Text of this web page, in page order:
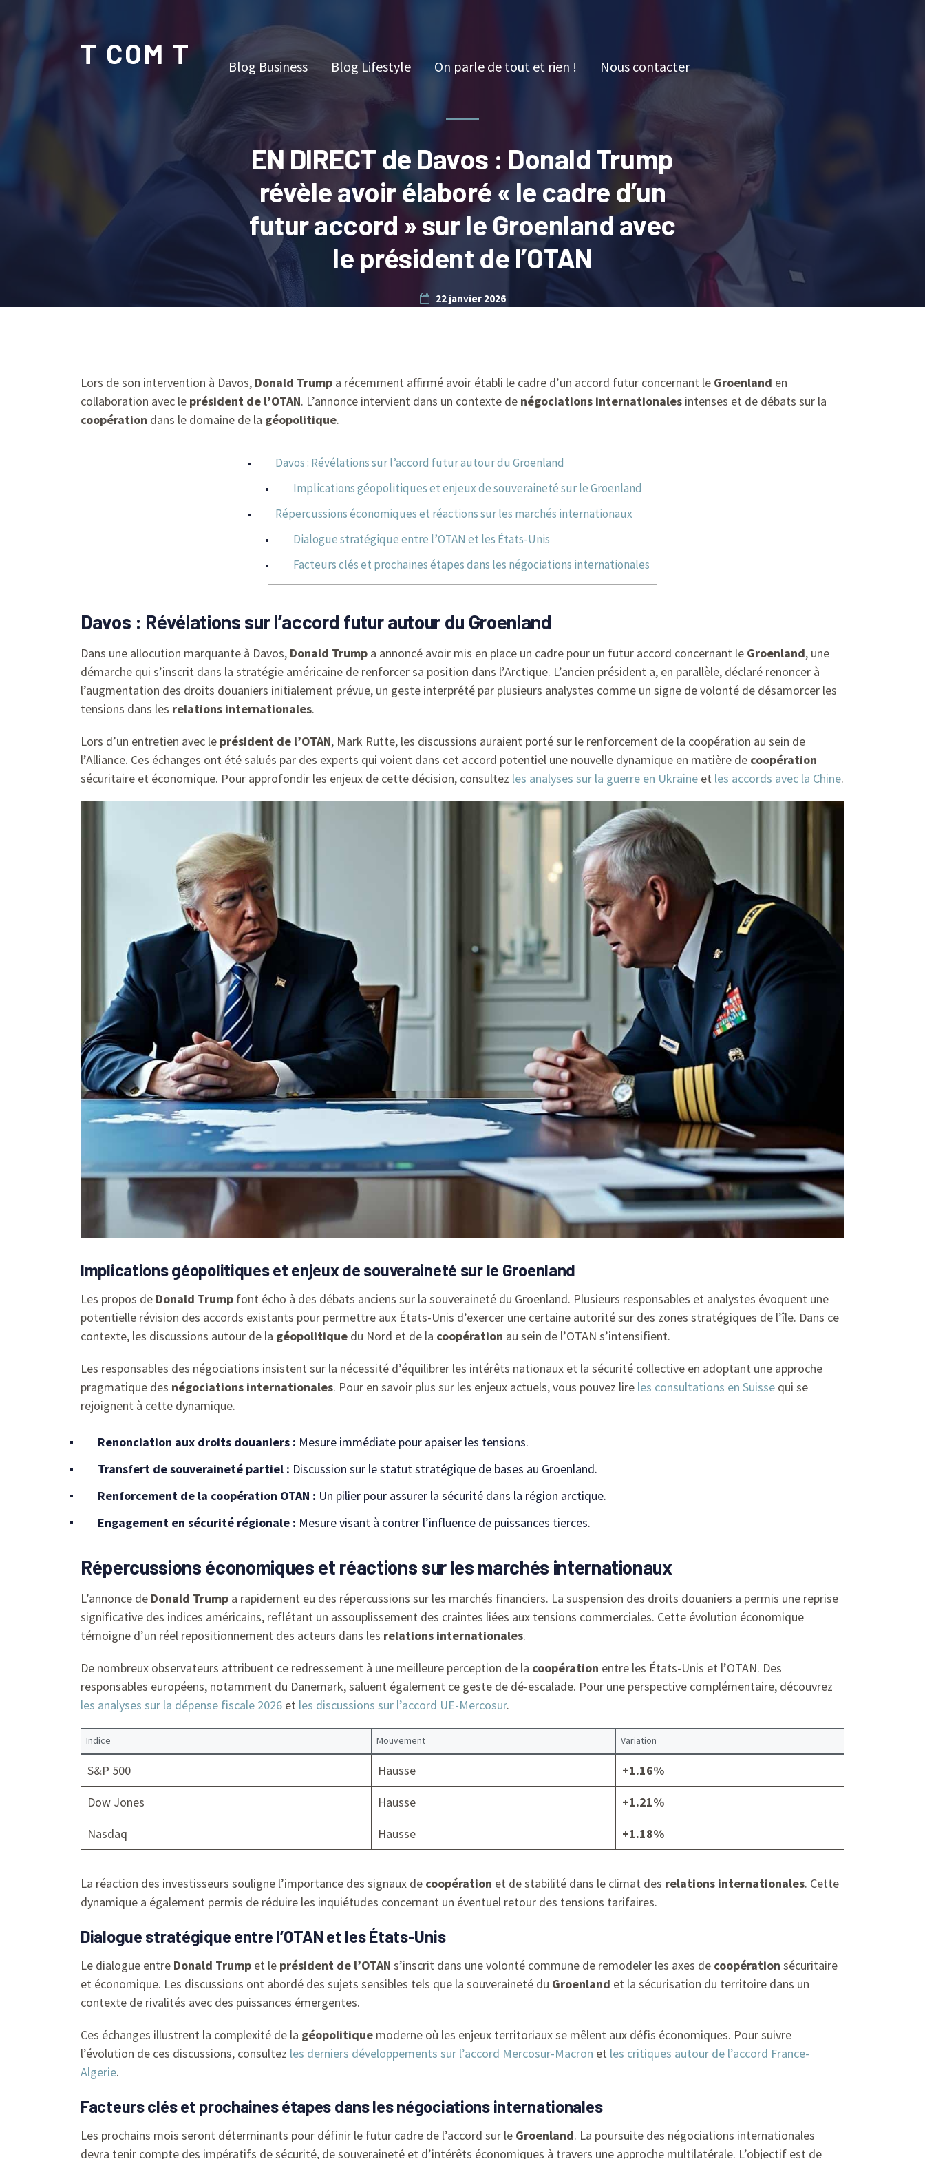
T COM T Blog Business Blog Lifestyle On parle de tout et rien ! Nous contacter
EN DIRECT de Davos : Donald Trump
révèle avoir élaboré « le cadre d’un
futur accord » sur le Groenland avec
le président de l’OTAN
22 janvier 2026
Lors de son intervention à Davos, Donald Trump a récemment affirmé avoir établi le cadre d’un accord futur concernant le Groenland en
collaboration avec le président de l’OTAN. L’annonce intervient dans un contexte de négociations internationales intenses et de débats sur la
coopération dans le domaine de la géopolitique.
Davos : Révélations sur l’accord futur autour du Groenland
Implications géopolitiques et enjeux de souveraineté sur le Groenland
Répercussions économiques et réactions sur les marchés internationaux
Dialogue stratégique entre l’OTAN et les États-Unis
Facteurs clés et prochaines étapes dans les négociations internationales
Davos : Révélations sur l’accord futur autour du Groenland
Dans une allocution marquante à Davos, Donald Trump a annoncé avoir mis en place un cadre pour un futur accord concernant le Groenland, une
démarche qui s’inscrit dans la stratégie américaine de renforcer sa position dans l’Arctique. L’ancien président a, en parallèle, déclaré renoncer à
l’augmentation des droits douaniers initialement prévue, un geste interprété par plusieurs analystes comme un signe de volonté de désamorcer les
tensions dans les relations internationales.
Lors d’un entretien avec le président de l’OTAN, Mark Rutte, les discussions auraient porté sur le renforcement de la coopération au sein de
l’Alliance. Ces échanges ont été salués par des experts qui voient dans cet accord potentiel une nouvelle dynamique en matière de coopération
sécuritaire et économique. Pour approfondir les enjeux de cette décision, consultez les analyses sur la guerre en Ukraine et les accords avec la Chine.
Implications géopolitiques et enjeux de souveraineté sur le Groenland
Les propos de Donald Trump font écho à des débats anciens sur la souveraineté du Groenland. Plusieurs responsables et analystes évoquent une
potentielle révision des accords existants pour permettre aux États-Unis d’exercer une certaine autorité sur des zones stratégiques de l’île. Dans ce
contexte, les discussions autour de la géopolitique du Nord et de la coopération au sein de l’OTAN s’intensifient.
Les responsables des négociations insistent sur la nécessité d’équilibrer les intérêts nationaux et la sécurité collective en adoptant une approche
pragmatique des négociations internationales. Pour en savoir plus sur les enjeux actuels, vous pouvez lire les consultations en Suisse qui se
rejoignent à cette dynamique.
Renonciation aux droits douaniers : Mesure immédiate pour apaiser les tensions.
Transfert de souveraineté partiel : Discussion sur le statut stratégique de bases au Groenland.
Renforcement de la coopération OTAN : Un pilier pour assurer la sécurité dans la région arctique.
Engagement en sécurité régionale : Mesure visant à contrer l’influence de puissances tierces.
Répercussions économiques et réactions sur les marchés internationaux
L’annonce de Donald Trump a rapidement eu des répercussions sur les marchés financiers. La suspension des droits douaniers a permis une reprise
significative des indices américains, reflétant un assouplissement des craintes liées aux tensions commerciales. Cette évolution économique
témoigne d’un réel repositionnement des acteurs dans les relations internationales.
De nombreux observateurs attribuent ce redressement à une meilleure perception de la coopération entre les États-Unis et l’OTAN. Des
responsables européens, notamment du Danemark, saluent également ce geste de dé-escalade. Pour une perspective complémentaire, découvrez
les analyses sur la dépense fiscale 2026 et les discussions sur l’accord UE-Mercosur.
Indice Mouvement Variation
S&P 500 Hausse
+1.16%
Dow Jones
Hausse
+1.21%
Nasdaq
Hausse +1.18%
La réaction des investisseurs souligne l’importance des signaux de coopération et de stabilité dans le climat des relations internationales. Cette
dynamique a également permis de réduire les inquiétudes concernant un éventuel retour des tensions tarifaires.
Dialogue stratégique entre l’OTAN et les États-Unis
Le dialogue entre Donald Trump et le président de l’OTAN s’inscrit dans une volonté commune de remodeler les axes de coopération sécuritaire
et économique. Les discussions ont abordé des sujets sensibles tels que la souveraineté du Groenland et la sécurisation du territoire dans un
contexte de rivalités avec des puissances émergentes.
Ces échanges illustrent la complexité de la géopolitique moderne où les enjeux territoriaux se mêlent aux défis économiques. Pour suivre
l’évolution de ces discussions, consultez les derniers développements sur l’accord Mercosur-Macron et les critiques autour de l’accord France-
Algerie.
Facteurs clés et prochaines étapes dans les négociations internationales
Les prochains mois seront déterminants pour définir le futur cadre de l’accord sur le Groenland. La poursuite des négociations internationales
devra tenir compte des impératifs de sécurité, de souveraineté et d’intérêts économiques à travers une approche multilatérale. L’objectif est de